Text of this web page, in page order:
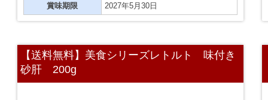
賞味期限
2027年5月30日
【送料無料】美食シリーズレトルト 味付き
砂肝 200g